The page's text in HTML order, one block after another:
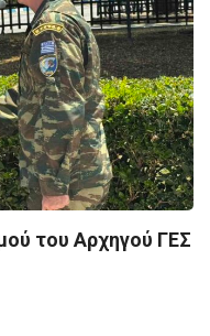
του Αρχηγού ΓΕΣ